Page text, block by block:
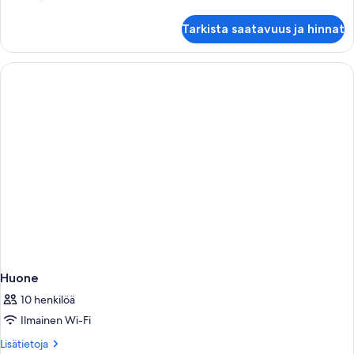
Tarkista saatavuus ja hinnat
Huone
10 henkilöä
Ilmainen Wi-Fi
Lisätietoja
Lisätietoja